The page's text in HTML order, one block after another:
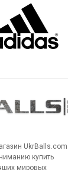
UkrBalls.com
купить
мировых